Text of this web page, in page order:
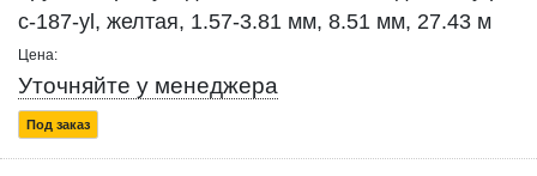
c-187-yl, желтая, 1.57-3.81 мм, 8.51 мм, 27.43 м
Цена:
Уточняйте у менеджера
Под заказ